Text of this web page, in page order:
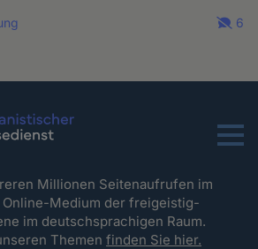
6
Menu
Millionen Seitenaufrufen im
Medium der freigeistig-
im deutschsprachigen Raum.
Themenfinden Sie hier.